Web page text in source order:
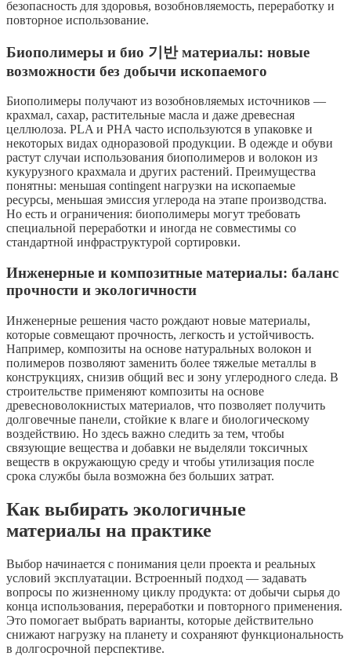
безопасность для здоровья, возобновляемость, переработку и
повторное использование.
Биополимеры и био 기반 материалы: новые
возможности без добычи ископаемого
Биополимеры получают из возобновляемых источников —
крахмал, сахар, растительные масла и даже древесная
целлюлоза. PLA и PHA часто используются в упаковке и
некоторых видах одноразовой продукции. В одежде и обуви
растут случаи использования биополимеров и волокон из
кукурузного крахмала и других растений. Преимущества
понятны: меньшая contingent нагрузки на ископаемые
ресурсы, меньшая эмиссия углерода на этапе производства.
Но есть и ограничения: биополимеры могут требовать
специальной переработки и иногда не совместимы со
стандартной инфраструктурой сортировки.
Инженерные и композитные материалы: баланс
прочности и экологичности
Инженерные решения часто рождают новые материалы,
которые совмещают прочность, легкость и устойчивость.
Например, композиты на основе натуральных волокон и
полимеров позволяют заменить более тяжелые металлы в
конструкциях, снизив общий вес и зону углеродного следа. В
строительстве применяют композиты на основе
древесноволокнистых материалов, что позволяет получить
долговечные панели, стойкие к влаге и биологическому
воздействию. Но здесь важно следить за тем, чтобы
связующие вещества и добавки не выделяли токсичных
веществ в окружающую среду и чтобы утилизация после
срока службы была возможна без больших затрат.
Как выбирать экологичные
материалы на практике
Выбор начинается с понимания цели проекта и реальных
условий эксплуатации. Встроенный подход — задавать
вопросы по жизненному циклу продукта: от добычи сырья до
конца использования, переработки и повторного применения.
Это помогает выбрать варианты, которые действительно
снижают нагрузку на планету и сохраняют функциональность
в долгосрочной перспективе.